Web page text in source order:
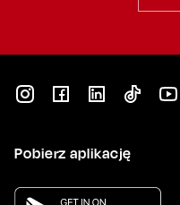
Pobierz aplikację